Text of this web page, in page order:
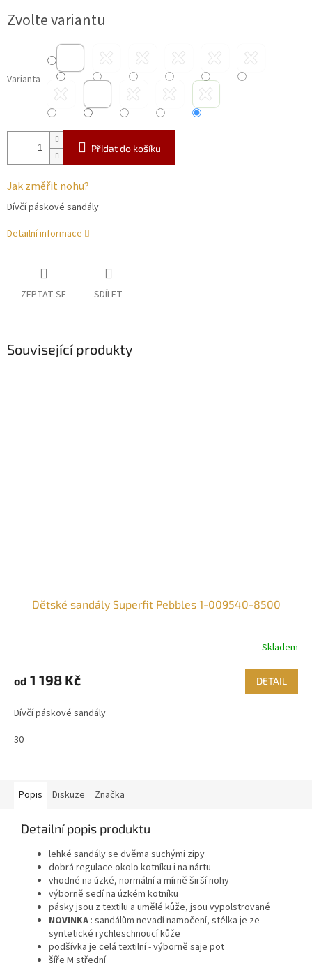
cena:
Zvolte variantu
Varianta
Přidat do košíku
Jak změřit nohu?
Dívčí páskové sandály
Detailní informace
ZEPTAT SE SDÍLET
Související produkty
Dětské sandály Superfit Pebbles 1-009540-8500
Skladem
od 1 198 Kč DETAIL
Dívčí páskové sandály
30
Popis Diskuze Značka
Detailní popis produktu
lehké sandály se dvěma suchými zipy
dobrá regulace okolo kotníku i na nártu
vhodné na úzké, normální a mírně širší nohy
výborně sedí na úzkém kotníku
pásky jsou z textilu a umělé kůže, jsou vypolstrované
NOVINKA : sandálům nevadí namočení, stélka je ze
syntetické rychleschnoucí kůže
podšívka je celá textilní - výborně saje pot
šíře M střední